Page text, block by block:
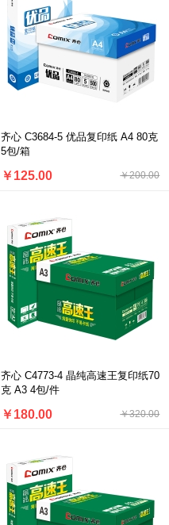
齐心 C3684-5 优品复印纸 A4 80克
5包/箱
￥200.00
￥125.00
齐心 C4773-4 晶纯高速王复印纸70
克 A3 4包/件
￥320.00
￥180.00